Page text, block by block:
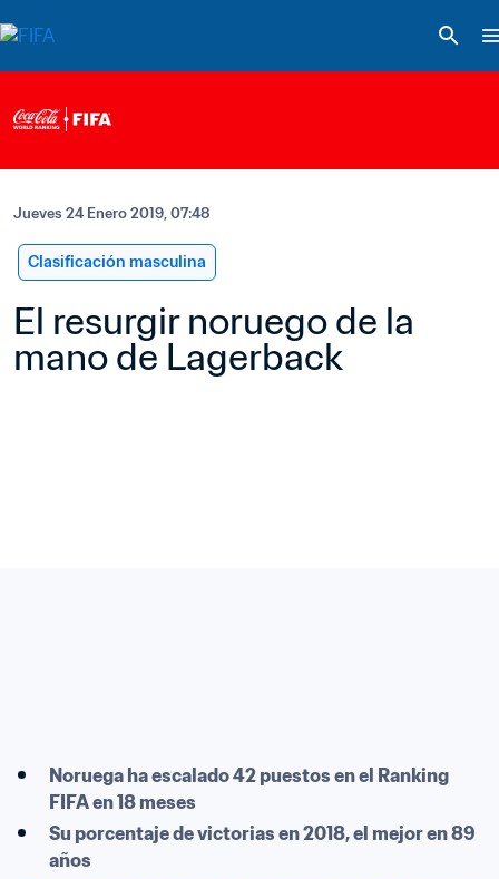
Jueves 24 Enero 2019, 07:48
Clasificación masculina
El resurgir noruego de la
mano de Lagerback
Noruega ha escalado 42 puestos en el Ranking
FIFA en 18 meses
Su porcentaje de victorias en 2018, el mejor en 89
años